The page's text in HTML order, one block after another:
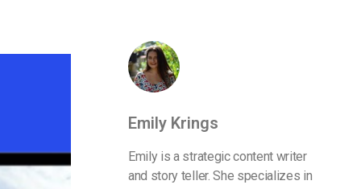
Emily Krings
Emily is a strategic content writer
and story teller. She specializes in